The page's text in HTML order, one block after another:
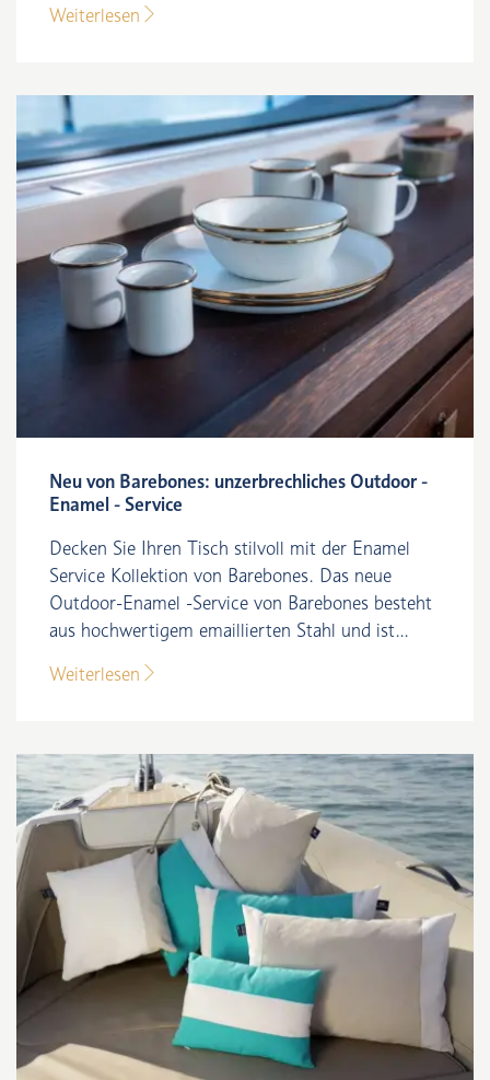
Weiterlesen
Neu von Barebones: unzerbrechliches Outdoor -
Enamel - Service
Decken Sie Ihren Tisch stilvoll mit der Enamel
Service Kollektion von Barebones. Das neue
Outdoor-Enamel -Service von Barebones besteht
aus hochwertigem emaillierten Stahl und ist...
Weiterlesen